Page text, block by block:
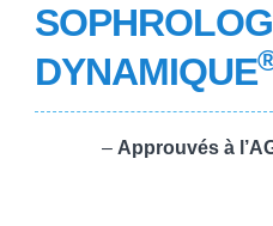
DYNAMIQUE
– Approuvés à